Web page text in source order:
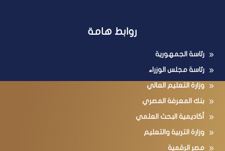
روابط هامة
رئاسة الجمهورية
رئاسة مجلس الوزراء
وزارة التعليم العالي
بنك المعرفة المصري
أكاديمية البحث العلمي
وزارة التربية والتعليم
مصر الرقمية